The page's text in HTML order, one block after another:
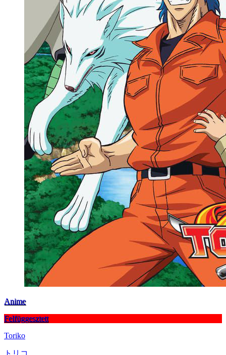
Anime
Felfüggesztett
Toriko